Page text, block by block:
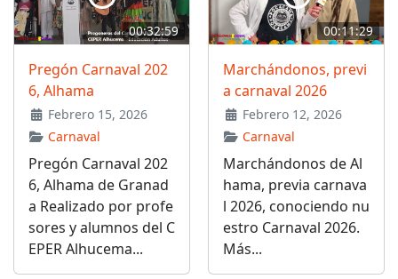
00:32:59
Pregón Carnaval 202
6, Alhama
Febrero 15, 2026
Carnaval
Pregón Carnaval 202
6, Alhama de Granad
a Realizado por profe
sores y alumnos del C
EPER Alhucema...
00:11:29
Marchándonos, previ
a carnaval 2026
Febrero 12, 2026
Carnaval
Marchándonos de Al
hama, previa carnava
l 2026, conociendo nu
estro Carnaval 2026.
Más...